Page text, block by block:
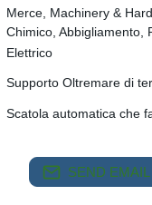
Merce, Machinery &
Chimico, Abbigliamento,
Elettrico
Supporto Oltremare di
Scatola automatica che
SEND